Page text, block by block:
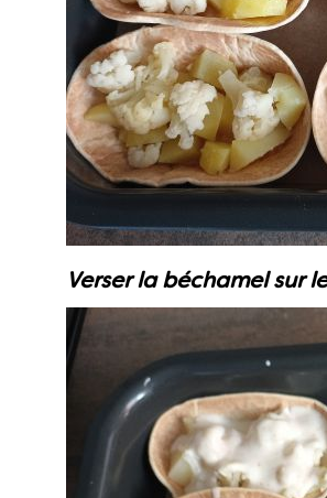
Verser la béchamel sur